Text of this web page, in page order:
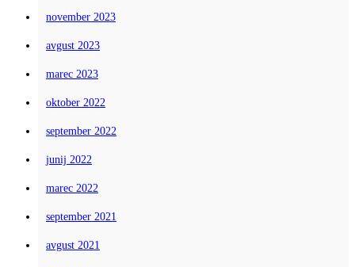
november 2023
avgust 2023
marec 2023
oktober 2022
september 2022
junij 2022
marec 2022
september 2021
avgust 2021